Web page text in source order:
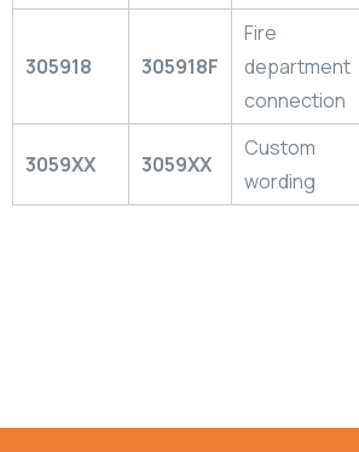
305918 305918F
Fire
department
connection
3059XX 3059XX
Custom
wording